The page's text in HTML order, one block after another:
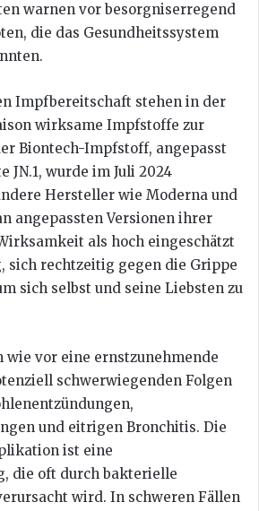
warnen vor besorgniserregend
die das Gesundheitssystem
Impfbereitschaft stehen in der
wirksame Impfstoffe zur
Biontech-Impfstoff, angepasst
JN.1, wurde im Juli 2024
Hersteller wie Moderna und
angepassten Versionen ihrer
als hoch eingeschätzt
sich rechtzeitig gegen die Grippe
sich selbst und seine Liebsten zu
wie vor eine ernstzunehmende
schwerwiegenden Folgen
und eitrigen Bronchitis. Die
ist eine
die oft durch bakterielle
wird. In schweren Fällen